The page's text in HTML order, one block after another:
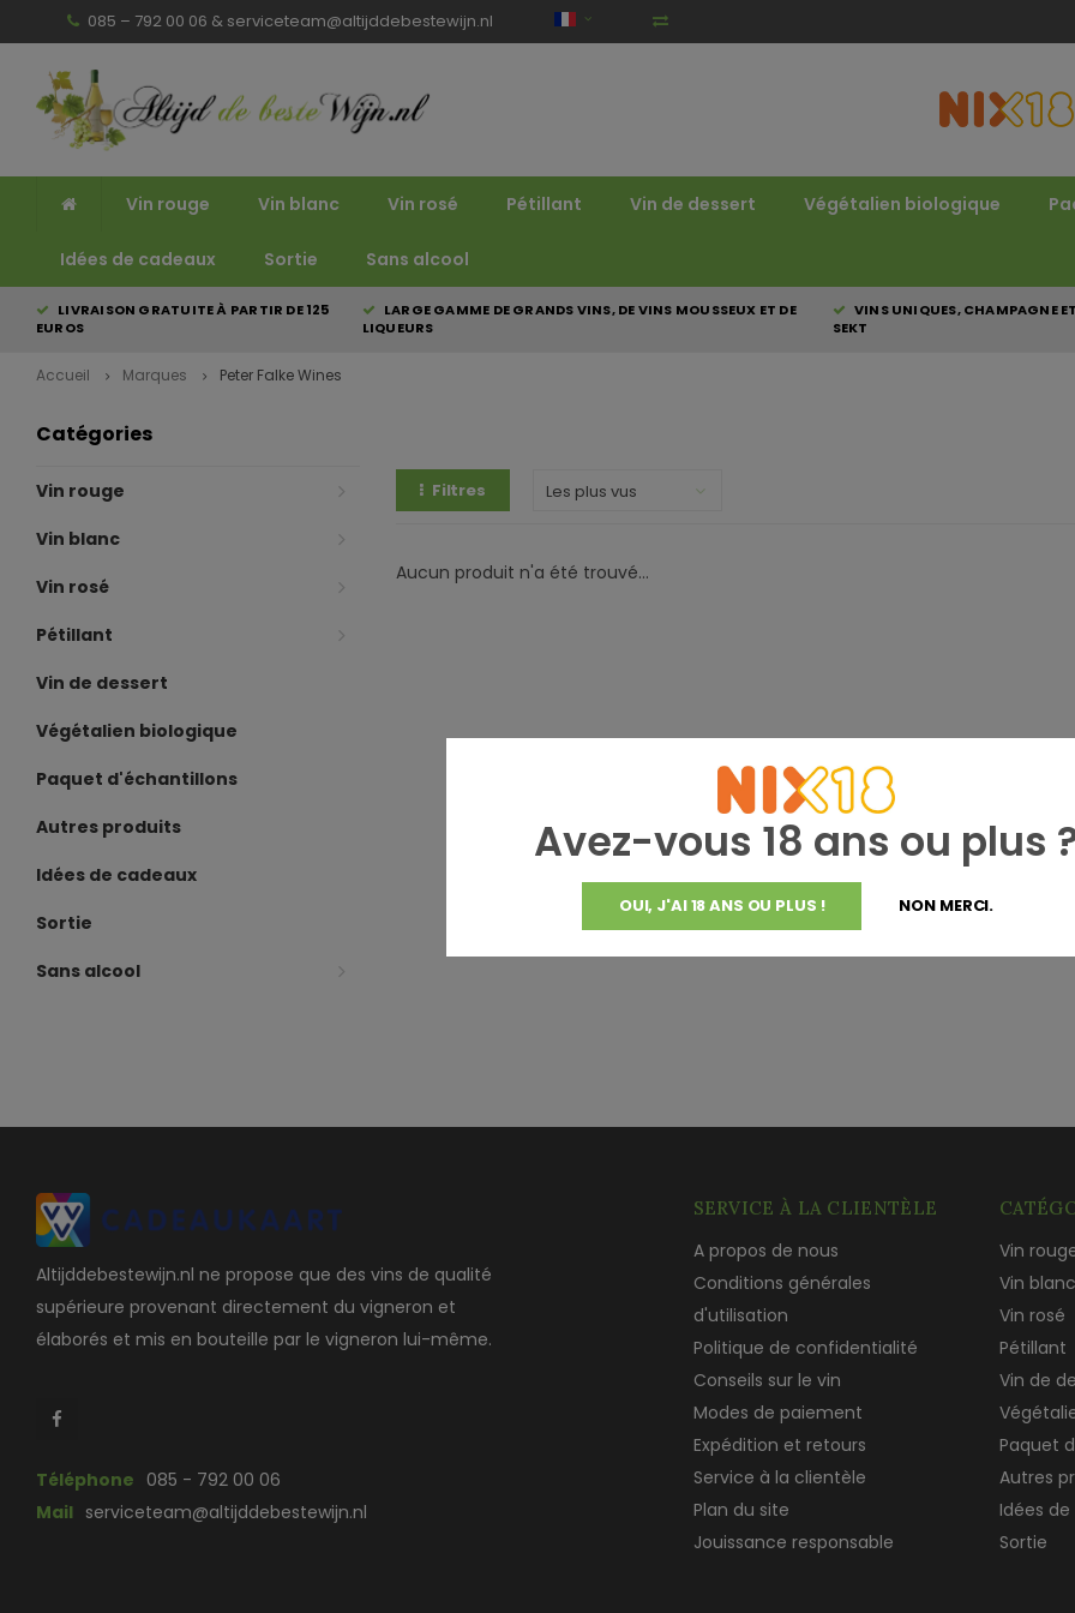
085 – 792 00 06 & serviceteam@altijddebestewijn.nl
Vin rouge Vin blanc Vin rosé Pétillant Vin de dessert Végétalien biologique
Idées de cadeaux Sortie Sans alcool
LIVRAISON GRATUITE À PARTIR DE 125
EUROS
LARGE GAMME DE GRANDS VINS, DE VINS MOUSSEUX ET DE
LIQUEURS
VINS UNIQUES, CHAMPAGNE
SEKT
Avez-vous 18 ans ou plus
OUI, J'AI 18 ANS OU PLUS ! NON MERCI.
Accueil Marques Peter Falke Wines
Catégories
Vin rouge
Vin blanc
Vin rosé
Pétillant
Vin de dessert
Végétalien biologique
Paquet d'échantillons
Autres produits
Idées de cadeaux
Sortie
Sans alcool
Filtres Les plus vus
Aucun produit n'a été trouvé...
Altijddebestewijn.nl ne propose que des vins de qualité
supérieure provenant directement du vigneron et
élaborés et mis en bouteille par le vigneron lui-même.
Téléphone 085 - 792 00 06
Mail serviceteam@altijddebestewijn.nl
SERVICE À LA CLIENTÈLE
A propos de nous
Conditions générales
d'utilisation
Politique de confidentialité
Conseils sur le vin
Modes de paiement
Expédition et retours
Service à la clientèle
Plan du site
Jouissance responsable
Vin
Vin blanc
Vin rosé
Pétillant
Vin de
Paquet
Autres
Idées
Sortie